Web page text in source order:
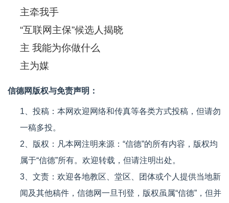
主牵我手
“互联网主保”候选人揭晓
主 我能为你做什么
主为媒
信德网版权与免责声明：
1、投稿：本网欢迎网络和传真等各类方式投稿，但请勿
一稿多投。
2、版权：凡本网注明来源：“信德”的所有内容，版权均
属于“信德”所有。欢迎转载，但请注明出处。
3、文责：欢迎各地教区、堂区、团体或个人提供当地新
闻及其他稿件，信德网一旦刊登，版权虽属“信德”，但并